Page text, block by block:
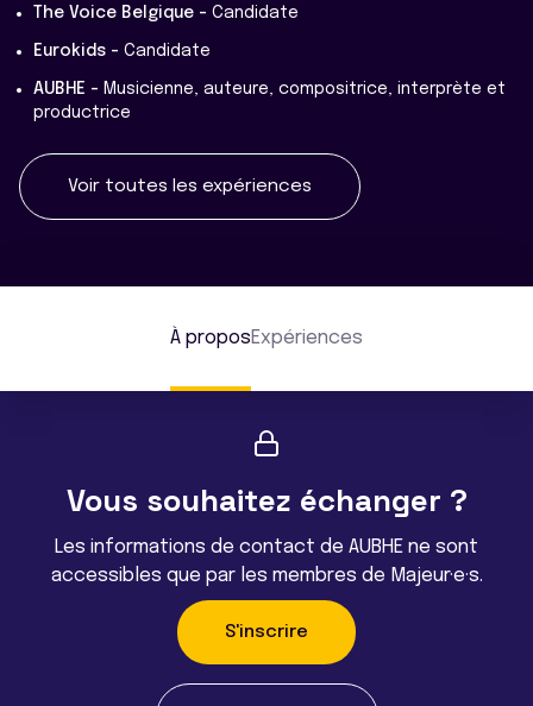
The Voice Belgique - Candidate
Eurokids - Candidate
AUBHE - Musicienne, auteure, compositrice, interprète et
productrice
Voir toutes les expériences
À proposExpériences
Vous souhaitez échanger ?
Les informations de contact de AUBHE ne sont
accessibles que par les membres de Majeur·e·s.
S'inscrire